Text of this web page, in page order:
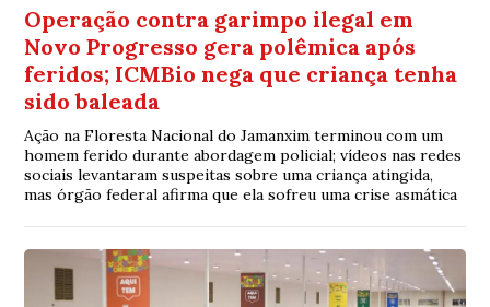
Operação contra garimpo ilegal em
Novo Progresso gera polêmica após
feridos; ICMBio nega que criança tenha
sido baleada
Ação na Floresta Nacional do Jamanxim terminou com um
homem ferido durante abordagem policial; vídeos nas redes
sociais levantaram suspeitas sobre uma criança atingida,
mas órgão federal afirma que ela sofreu uma crise asmática